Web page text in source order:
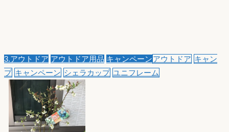
3.アウトドア アウトドア用品 キャンペーンアウトドア キャン
プ キャンペーン シェラカップ ユニフレーム